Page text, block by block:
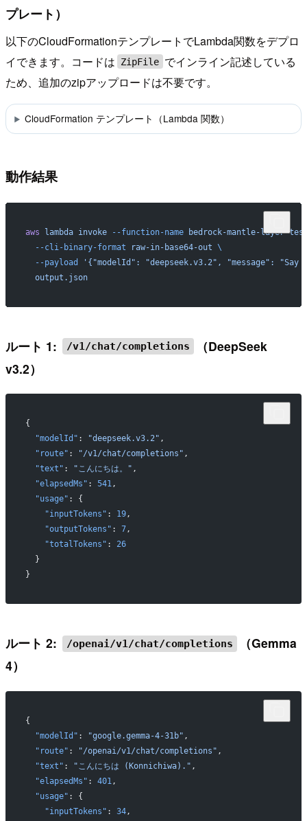
プレート）
以下のCloudFormationテンプレートでLambda関数をデプロ
イできます。コードは
ZipFile でインライン記述している
ため、追加のzipアップロードは不要です。
CloudFormation テンプレート（Lambda 関数）
動作結果
aws lambda invoke --function-name bedrock-mantle-layer-
  --cli-binary-format
raw-in-base64-out \
  --payload
'{"modelId": "deepseek.v3.2", "message":
  output.json
ルート 1: /v1/chat/completions
（DeepSeek
v3.2）
{
  "modelId"
: "deepseek.v3.2" ,
  "route"
: "/v1/chat/completions" ,
  "text"
: "こんにちは。" ,
  "elapsedMs"
: 541,
  "usage"
: {
    "inputTokens"
: 19,
    "outputTokens"
: 7,
    "totalTokens"
: 26
  }
}
ルート 2: /openai/v1/chat/completions
（Gemma
4）
{
  "modelId"
: "google.gemma-4-31b" ,
  "route"
: "/openai/v1/chat/completions" ,
  "text"
: "こんにちは (Konnichiwa)." ,
  "elapsedMs"
: 401 ,
  "usage"
: {
    "inputTokens"
: 34,